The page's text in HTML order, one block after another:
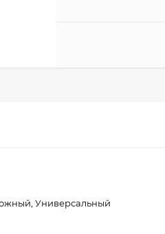
Универсальный